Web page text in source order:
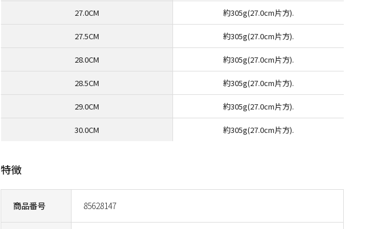
商品番号 85628147
特徴
27.0CM 約305g(27.0cm片方).
27.5CM 約305g(27.0cm片方).
28.0CM 約305g(27.0cm片方).
28.5CM 約305g(27.0cm片方).
29.0CM 約305g(27.0cm片方).
30.0CM 約305g(27.0cm片方).